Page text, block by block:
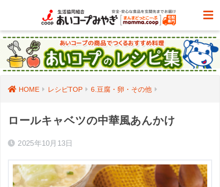
HOME レシピTOP 6.豆腐・卵・その他
ロールキャベツの中華風あんかけ
2025年10月13日